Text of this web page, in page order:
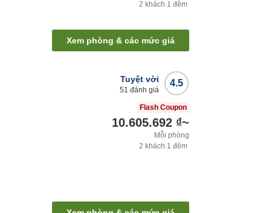
2 khách 1 đêm
Xem phòng & các mức giá
4.5
Tuyệt vời
51 đánh giá
Flash Coupon
10.605.692 ₫~
Mỗi phòng
2 khách 1 đêm